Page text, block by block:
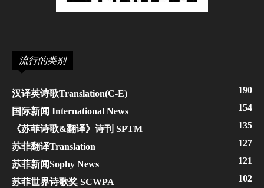
流行的类别
汉译英诗歌Translation(C-E) 190
国际新闻 International News 154
《苏菲诗歌&翻译》诗刊 SPTM 135
苏菲翻译Translation 127
苏菲新闻Sophy News 121
苏菲世界诗歌奖 SCWPA 102